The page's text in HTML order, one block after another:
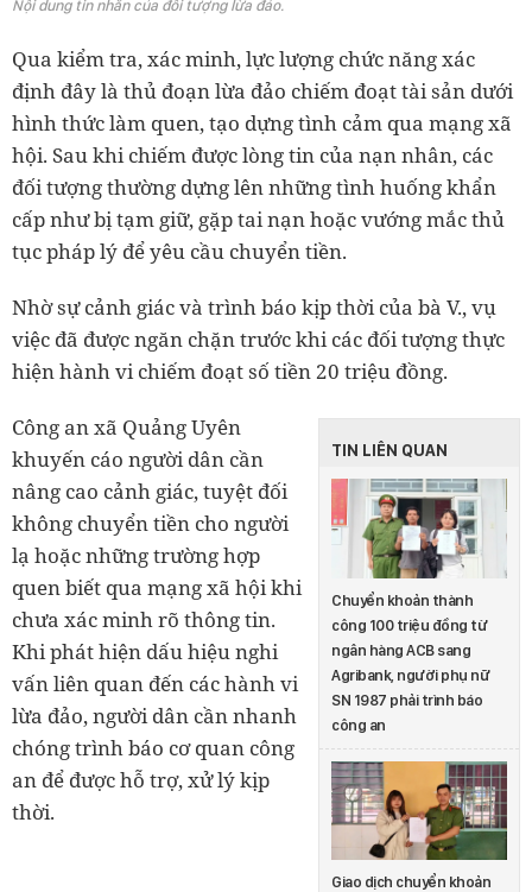
Nội dung tin nhắn của đối tượng lừa đảo.
Qua kiểm tra, xác minh, lực lượng chức năng xác
định đây là thủ đoạn lừa đảo chiếm đoạt tài sản dưới
hình thức làm quen, tạo dựng tình cảm qua mạng xã
hội. Sau khi chiếm được lòng tin của nạn nhân, các
đối tượng thường dựng lên những tình huống khẩn
cấp như bị tạm giữ, gặp tai nạn hoặc vướng mắc thủ
tục pháp lý để yêu cầu chuyển tiền.
Nhờ sự cảnh giác và trình báo kịp thời của bà V., vụ
việc đã được ngăn chặn trước khi các đối tượng thực
hiện hành vi chiếm đoạt số tiền 20 triệu đồng.
TIN LIÊN QUAN
Chuyển khoản thành
công 100 triệu đồng từ
ngân hàng ACB sang
Agribank, người phụ nữ
SN 1987 phải trình báo
công an
Giao dịch chuyển khoản
Công an xã Quảng Uyên
khuyến cáo người dân cần
nâng cao cảnh giác, tuyệt đối
không chuyển tiền cho người
lạ hoặc những trường hợp
quen biết qua mạng xã hội khi
chưa xác minh rõ thông tin.
Khi phát hiện dấu hiệu nghi
vấn liên quan đến các hành vi
lừa đảo, người dân cần nhanh
chóng trình báo cơ quan công
an để được hỗ trợ, xử lý kịp
thời.